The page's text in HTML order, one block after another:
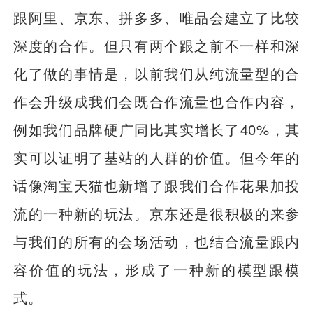
跟阿里、京东、拼多多、唯品会建立了比较
深度的合作。但只有两个跟之前不一样和深
化了做的事情是，以前我们从纯流量型的合
作会升级成我们会既合作流量也合作内容，
例如我们品牌硬广同比其实增长了40%，其
实可以证明了基站的人群的价值。但今年的
话像淘宝天猫也新增了跟我们合作花果加投
流的一种新的玩法。京东还是很积极的来参
与我们的所有的会场活动，也结合流量跟内
容价值的玩法，形成了一种新的模型跟模
式。